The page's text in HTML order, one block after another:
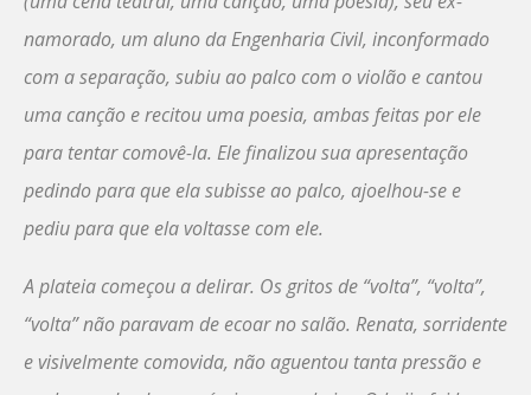
namorado, um aluno da Engenharia Civil, inconformado
com a separação, subiu ao palco com o violão e cantou
uma canção e recitou uma poesia, ambas feitas por ele
para tentar comovê-la. Ele finalizou sua apresentação
pedindo para que ela subisse ao palco, ajoelhou-se e
pediu para que ela voltasse com ele.
A plateia começou a delirar. Os gritos de “volta”, “volta”,
“volta” não paravam de ecoar no salão. Renata, sorridente
e visivelmente comovida, não aguentou tanta pressão e